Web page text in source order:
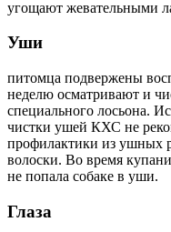
угощают жевательными
Уши
питомца подвержены
неделю осматривают и
специального лосьона.
чистки ушей КХС не
профилактики из ушных
волоски. Во время
не попала собаке в уши.
Глаза